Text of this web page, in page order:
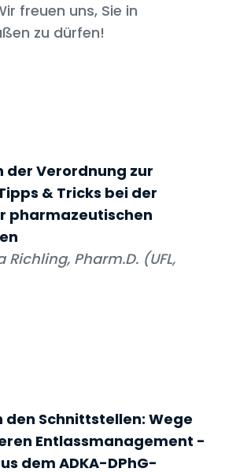
freuen uns, Sie in
zu dürfen!
der Verordnung zur
& Tricks bei der
pharmazeutischen
Pharm.D. (UFL,
den Schnittstellen: Wege
Entlassmanagement -
dem ADKA-DPhG-